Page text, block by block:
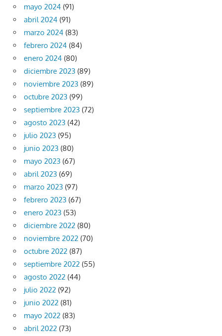
mayo 2024 (91)
abril 2024 (91)
marzo 2024 (83)
febrero 2024 (84)
enero 2024 (80)
diciembre 2023 (89)
noviembre 2023 (89)
octubre 2023 (99)
septiembre 2023 (72)
agosto 2023 (42)
julio 2023 (95)
junio 2023 (80)
mayo 2023 (67)
abril 2023 (69)
marzo 2023 (97)
febrero 2023 (67)
enero 2023 (53)
diciembre 2022 (80)
noviembre 2022 (70)
octubre 2022 (87)
septiembre 2022 (55)
agosto 2022 (44)
julio 2022 (92)
junio 2022 (81)
mayo 2022 (83)
abril 2022 (73)